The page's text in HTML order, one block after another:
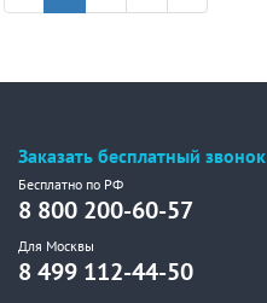
Заказать бесплатный звонок
Бесплатно по РФ
8 800 200-60-57
Для Москвы
8 499 112-44-50